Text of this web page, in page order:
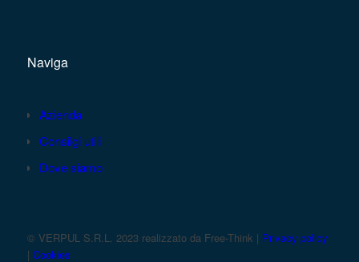
Naviga
Azienda
Consilgi utili
Dove siamo
© VERPUL S.R.L. 2023 realizzato da Free-Think | Privacy policy
| Cookies